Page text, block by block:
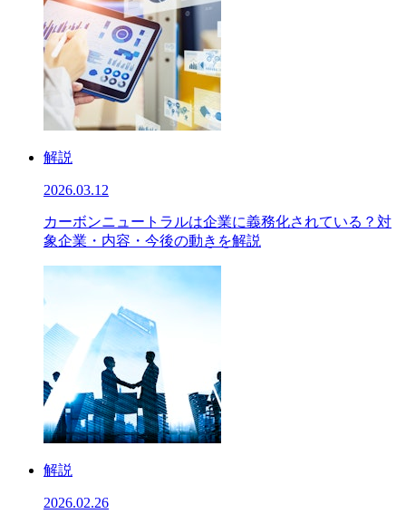
解説
2026.03.12
カーボンニュートラルは企業に義務化されている？対
象企業・内容・今後の動きを解説
解説
2026.02.26